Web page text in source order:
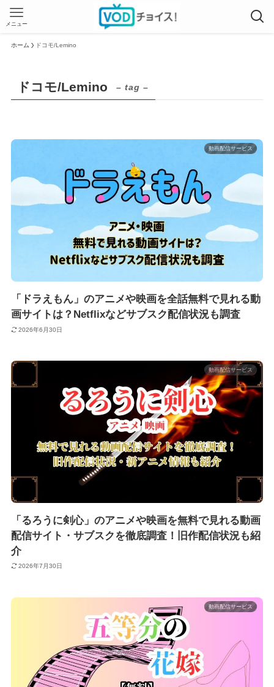
メニュー
ホーム ドコモ/Lemino
ドコモ/Lemino – tag –
動画配信サービス
「ドラえもん」のアニメや映画を全話無料で見れる動
画サイトは？Netflixなどサブスク配信状況も調査
2026年6月30日
動画配信サービス
「るろうに剣心」のアニメや映画を無料で見れる動画
配信サイト・サブスクを徹底調査！旧作配信状況も紹
介
2026年7月30日
動画配信サービス